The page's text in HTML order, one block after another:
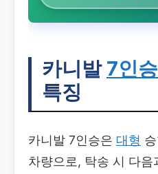
카니발 7인
특징
카니발 7인승은 대형
차량으로, 탁송 시 다음